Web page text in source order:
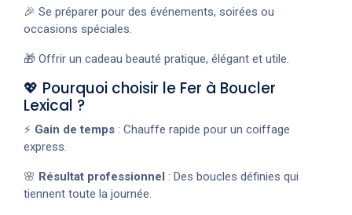
🎉 Se préparer pour des événements, soirées ou
occasions spéciales.
🎁 Offrir un cadeau beauté pratique, élégant et utile.
💖 Pourquoi choisir le Fer à Boucler
Lexical ?
⚡ Gain de temps : Chauffe rapide pour un coiffage
express.
🌸 Résultat professionnel : Des boucles définies qui
tiennent toute la journée.